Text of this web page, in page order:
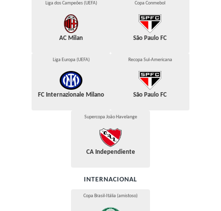
Liga dos Campeões (UEFA)
AC Milan
Copa Conmebol
São Paulo FC
Liga Europa (UEFA)
FC Internazionale Milano
Recopa Sul-Americana
São Paulo FC
Supercopa João Havelange
CA Independiente
INTERNACIONAL
Copa Brasil-Itália (amistoso)